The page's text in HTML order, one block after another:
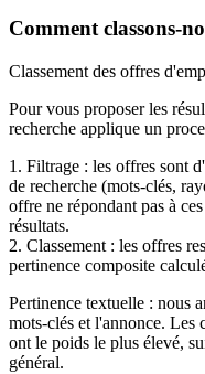
Comment classons-
Classement des offres
Pour vous proposer les
recherche applique un
1. Filtrage : les offres sont
de recherche (mots-clés,
offre ne répondant pas à
résultats.
2. Classement : les offres
pertinence composite
Pertinence textuelle : nous
mots-clés et l'annonce. Les
ont le poids le plus élevé,
général.